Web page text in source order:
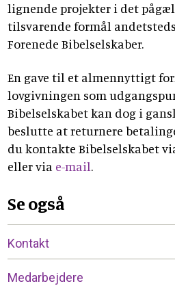
lignende projekter i det
tilsvarende formål
Forenede Bibelselskaber.
En gave til et almennyttigt
lovgivningen som
Bibelselskabet kan dog i
beslutte at returnere
du kontakte Bibelselskabet
eller via e-mail.
Se også
Kontakt
Medarbejdere